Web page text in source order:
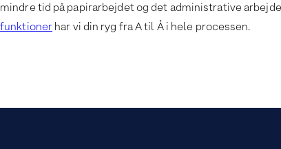
mindre tid på papirarbejdet og det administrative
funktionerhar vi din ryg fra A til Å i hele processen.